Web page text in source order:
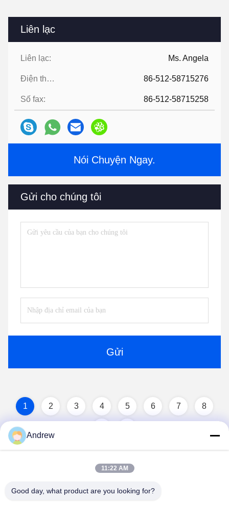
Liên lạc
Liên lạc: Ms. Angela
Điện thoại: 86-512-58715276
Số fax: 86-512-58715258
Nói Chuyện Ngay.
Gửi cho chúng tôi
Gửi
1 2 3 4 5 6 7 8
Andrew
11:22 AM
Good day, what product are you looking for?